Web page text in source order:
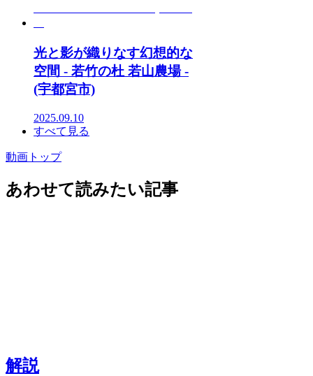
光と影が織りなす幻想的な
空間 - 若竹の杜 若山農場 -
(宇都宮市)
2025.09.10
すべて見る
動画トップ
あわせて読みたい記事
解説